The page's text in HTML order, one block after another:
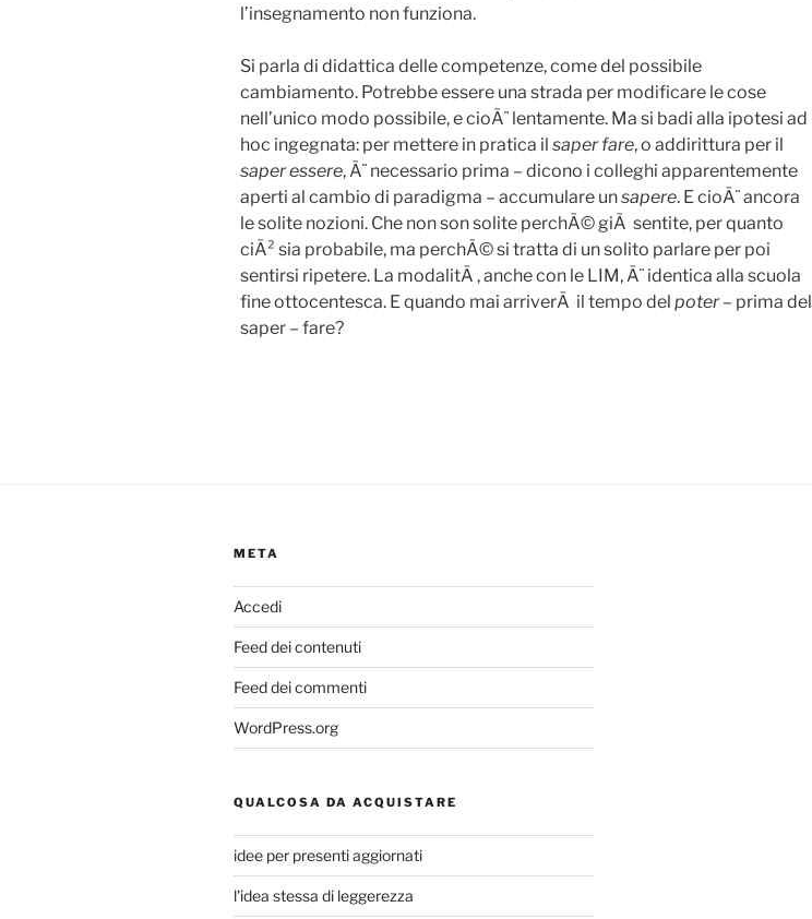
l’insegnamento non funziona.
Si parla di didattica delle competenze, come del possibile
cambiamento. Potrebbe essere una strada per modificare le cose
nell’unico modo possibile, e cioÃ¨ lentamente. Ma si badi alla ipotesi ad
hoc ingegnata: per mettere in pratica il saper fare, o addirittura per il
saper essere, Ã¨ necessario prima – dicono i colleghi apparentemente
aperti al cambio di paradigma – accumulare unsapere. E cioÃ¨ ancora
le solite nozioni. Che non son solite perchÃ© giÃ sentite, per quanto
ciÃ² sia probabile, ma perchÃ© si tratta di un solito parlare per poi
sentirsi ripetere. La modalitÃ , anche con le LIM, Ã¨ identica alla scuola
fine ottocentesca. E quando mai arriverÃ il tempo del poter– prima del
saper – fare?
META
Accedi
Feed dei contenuti
Feed dei commenti
WordPress.org
QUALCOSA DA ACQUISTARE
idee per presenti aggiornati
l'idea stessa di leggerezza